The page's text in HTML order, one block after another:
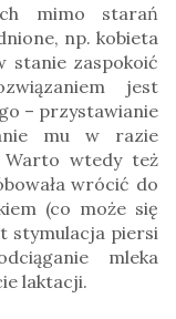
mimo starań
np. kobieta
stanie zaspokoić
jest
– przystawianie
mu w razie
Warto wtedy też
wrócić do
(co może się
stymulacja piersi
mleka
laktacji.